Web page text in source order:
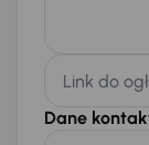
Link do
Dane